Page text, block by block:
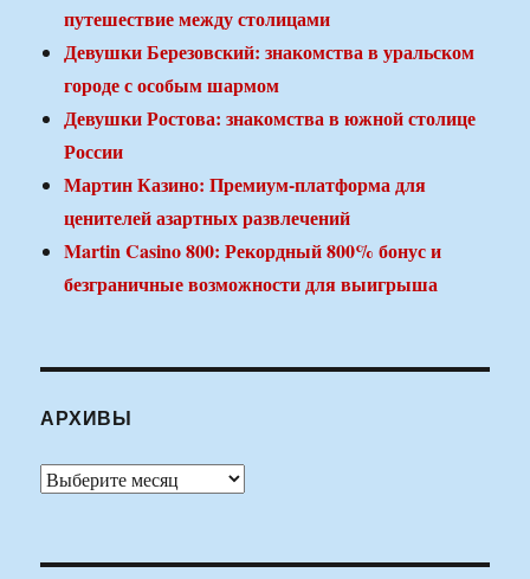
путешествие между столицами
Девушки Березовский: знакомства в уральском
городе с особым шармом
Девушки Ростова: знакомства в южной столице
России
Мартин Казино: Премиум-платформа для
ценителей азартных развлечений
Martin Casino 800: Рекордный 800% бонус и
безграничные возможности для выигрыша
АРХИВЫ
Архивы